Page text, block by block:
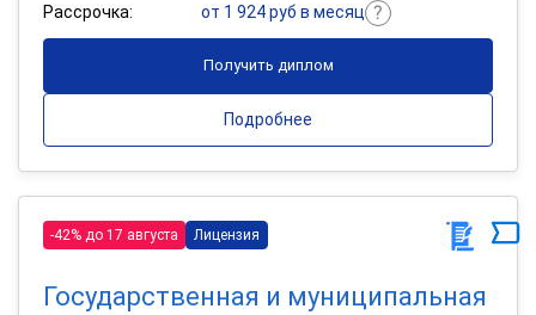
Рассрочка:
от 1 924 руб в месяц
Получить диплом
Подробнее
-42% до 17 августа Лицензия
Государственная и муниципальная